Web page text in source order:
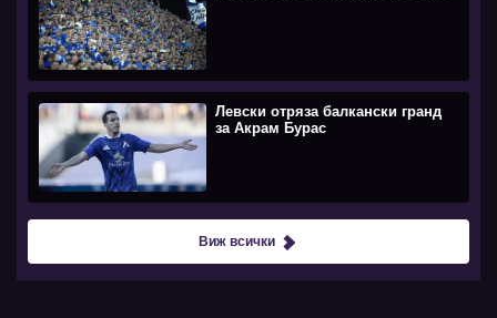
Левски отряза балкански гранд
за Акрам Бурас
Виж всички